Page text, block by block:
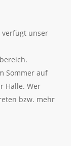
verfügt unser
Sommer auf
Halle. Wer
bzw. mehr